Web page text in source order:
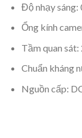
Độ nhạy sáng:
Ổng kính
Tầm quan sát:
Chuẩn kháng
Nguồn cấp: